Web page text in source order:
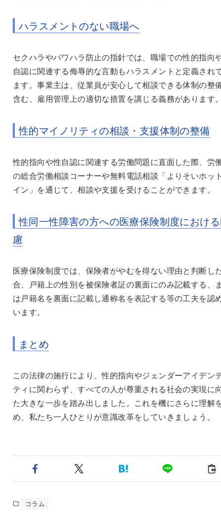
ハラスメントのない職場へ
セクハラやパワハラ防止の指針では、職場での性的指向
自認に関連する侮辱的な言動もハラスメントと定義され
ます。事業主は、従業員が安心して相談できる体制の整
含む、雇用管理上の適切な措置を講じる義務があります
性的マイノリティの相談・支援体制の整備
性的指向や性自認に関連する労働問題に直面した際、労
の総合労働相談コーナーや無料電話相談「よりそいホッ
イン」を通じて、相談や支援を受けることができます。
性同一性障害の方への医療保険制度におけ
慮
医療保険制度では、保険者がやむを得ない理由と判断し
合、戸籍上の性別を被保険者証の裏面にのみ記載する、
は戸籍名を裏面に記載し通称名を表記する等の工夫を認
います。
まとめ
この法律の施行により、性的指向やジェンダーアイデン
ティに関わらず、すべての人が尊重される社会の実現に
た大きな一歩を踏み出しました。これを機にさらに理解
め、私たち一人ひとりが意識改革をしていきましょう。
コラム